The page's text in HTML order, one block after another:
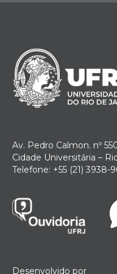
Av. Pedro Calmon. nº
Cidade Universitária –
Telefone: +55 (21) 3938-
Desenvolvido por